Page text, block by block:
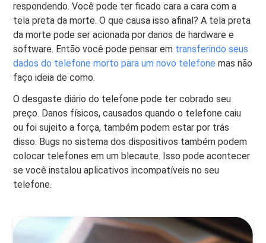
respondendo. Você pode ter ficado cara a cara com a
tela preta da morte. O que causa isso afinal? A tela preta
da morte pode ser acionada por danos de hardware e
software. Então você pode pensar em transferindo seus
dados do telefone morto para um novo telefone mas não
faço ideia de como.
O desgaste diário do telefone pode ter cobrado seu
preço. Danos físicos, causados ​​quando o telefone caiu
ou foi sujeito a força, também podem estar por trás
disso. Bugs no sistema dos dispositivos também podem
colocar telefones em um blecaute. Isso pode acontecer
se você instalou aplicativos incompatíveis no seu
telefone.